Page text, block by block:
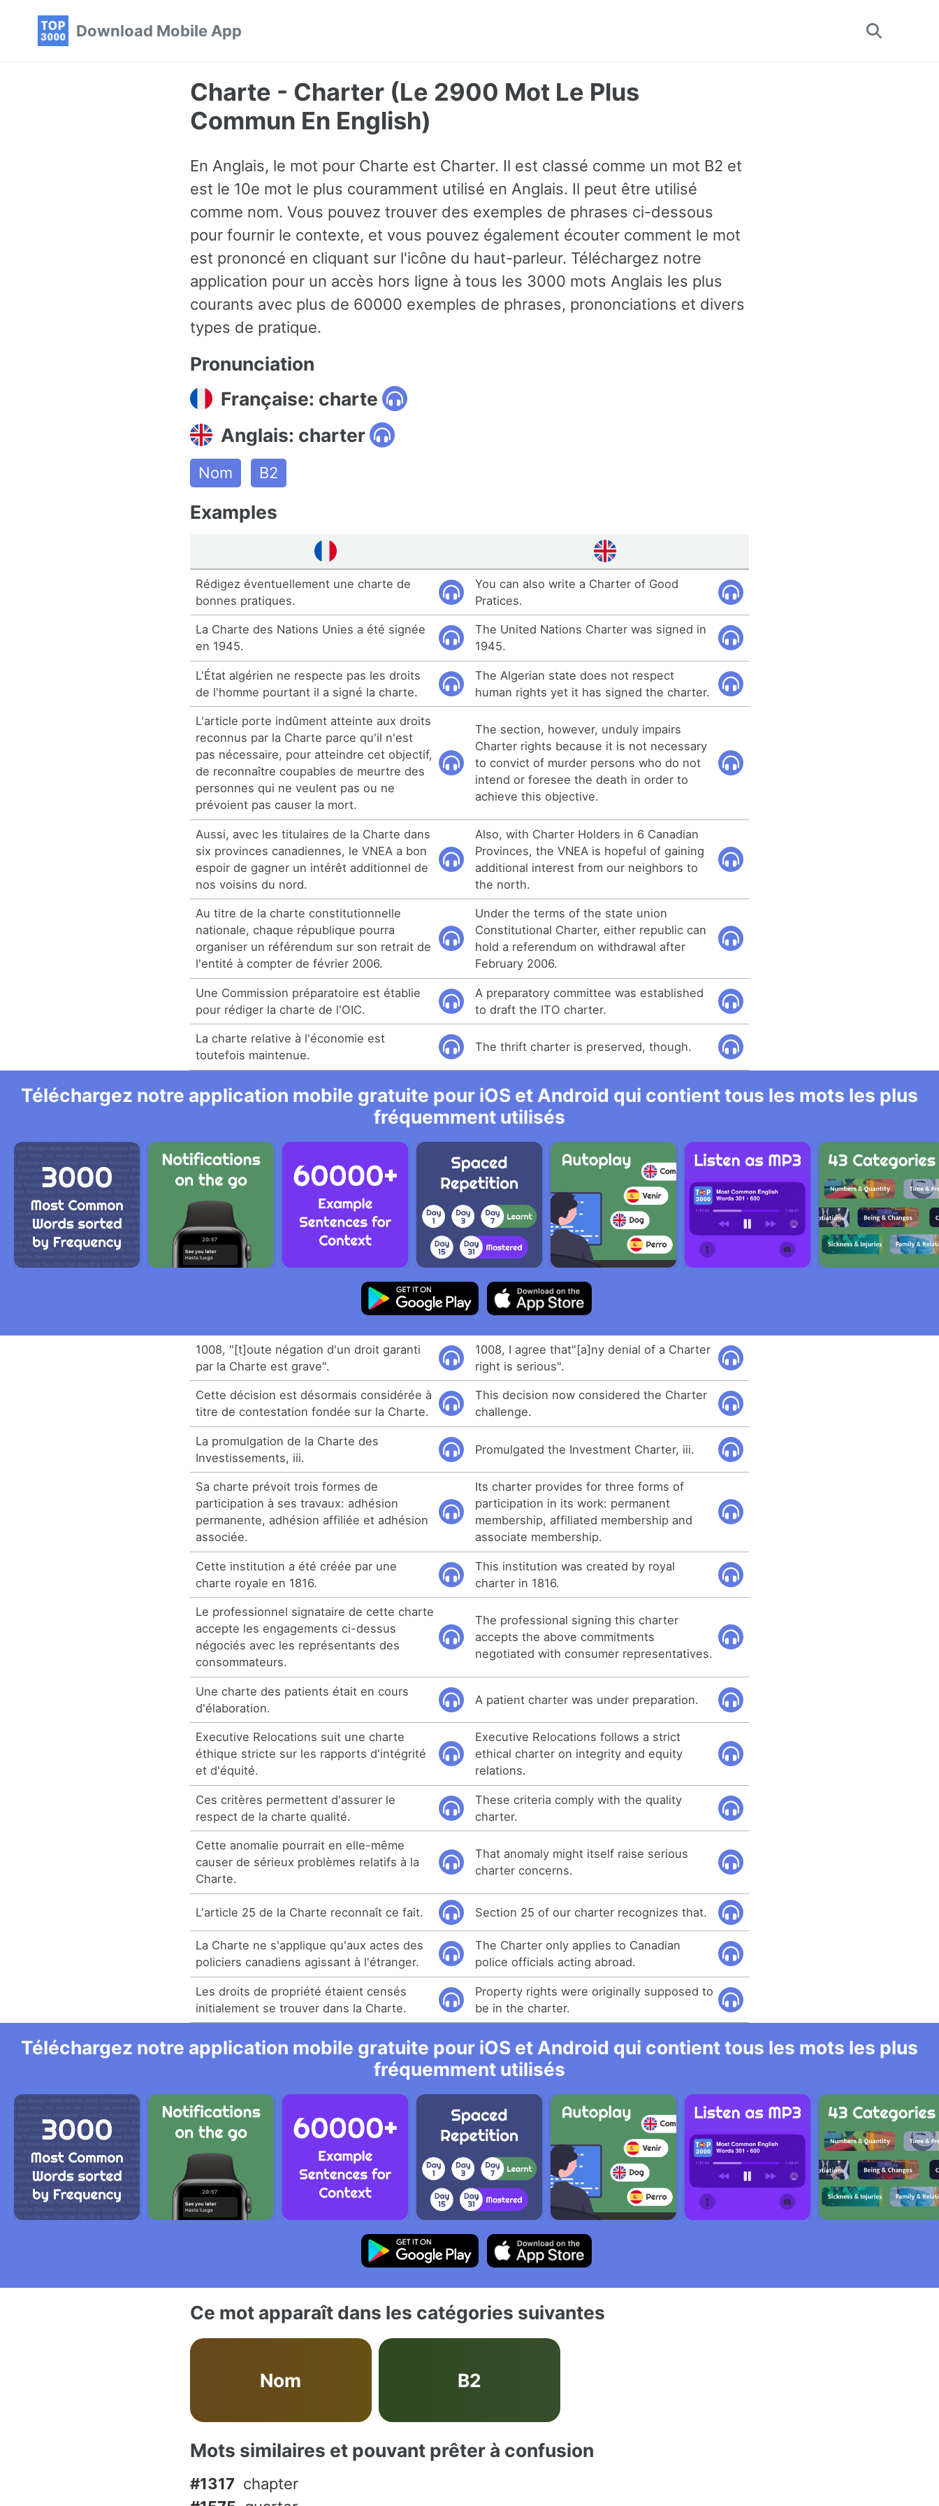
Download Mobile App
Toggle
Charte - Charter (Le 2900 Mot Le Plus
Commun En English)
En Anglais, le mot pour Charte est Charter. Il est classé comme un mot B2 et
est le 10e mot le plus couramment utilisé en Anglais. Il peut être utilisé
comme nom. Vous pouvez trouver des exemples de phrases ci-dessous
pour fournir le contexte, et vous pouvez également écouter comment le mot
est prononcé en cliquant sur l'icône du haut-parleur. Téléchargez notre
application pour un accès hors ligne à tous les 3000 mots Anglais les plus
courants avec plus de 60000 exemples de phrases, prononciations et divers
types de pratique.
Pronunciation
Française: charte
Anglais: charter
Nom B2
Examples
Rédigez éventuellement une charte de
bonnes pratiques.
You can also write a Charter of Good
Pratices.
La Charte des Nations Unies a été signée
en 1945.
The United Nations Charter was signed in
1945.
L'État algérien ne respecte pas les droits
de l'homme pourtant il a signé la charte.
The Algerian state does not respect
human rights yet it has signed the charter.
L'article porte indûment atteinte aux droits
reconnus par la Charte parce qu'il n'est
pas nécessaire, pour atteindre cet objectif,
de reconnaître coupables de meurtre des
personnes qui ne veulent pas ou ne
prévoient pas causer la mort.
The section, however, unduly impairs
Charter rights because it is not necessary
to convict of murder persons who do not
intend or foresee the death in order to
achieve this objective.
Aussi, avec les titulaires de la Charte dans
six provinces canadiennes, le VNEA a bon
espoir de gagner un intérêt additionnel de
nos voisins du nord.
Also, with Charter Holders in 6 Canadian
Provinces, the VNEA is hopeful of gaining
additional interest from our neighbors to
the north.
Au titre de la charte constitutionnelle
nationale, chaque république pourra
organiser un référendum sur son retrait de
l'entité à compter de février 2006.
Under the terms of the state union
Constitutional Charter, either republic can
hold a referendum on withdrawal after
February 2006.
Une Commission préparatoire est établie
pour rédiger la charte de l'OIC.
A preparatory committee was established
to draft the ITO charter.
La charte relative à l'économie est
toutefois maintenue.
The thrift charter is preserved, though.
Téléchargez notre application mobile gratuite pour iOS et Android qui contient tous les mots les plus
fréquemment utilisés
1008, "[t]oute négation d'un droit garanti
par la Charte est grave".
1008, I agree that"[a]ny denial of a Charter
right is serious".
Cette décision est désormais considérée à
titre de contestation fondée sur la Charte.
This decision now considered the Charter
challenge.
La promulgation de la Charte des
Investissements, iii.
Promulgated the Investment Charter, iii.
Sa charte prévoit trois formes de
participation à ses travaux: adhésion
permanente, adhésion affiliée et adhésion
associée.
Its charter provides for three forms of
participation in its work: permanent
membership, affiliated membership and
associate membership.
Cette institution a été créée par une
charte royale en 1816.
This institution was created by royal
charter in 1816.
Le professionnel signataire de cette charte
accepte les engagements ci-dessus
négociés avec les représentants des
consommateurs.
The professional signing this charter
accepts the above commitments
negotiated with consumer representatives.
Une charte des patients était en cours
d'élaboration.
A patient charter was under preparation.
Executive Relocations suit une charte
éthique stricte sur les rapports d'intégrité
et d'équité.
Executive Relocations follows a strict
ethical charter on integrity and equity
relations.
Ces critères permettent d'assurer le
respect de la charte qualité.
These criteria comply with the quality
charter.
Cette anomalie pourrait en elle-même
causer de sérieux problèmes relatifs à la
Charte.
That anomaly might itself raise serious
charter concerns.
L'article 25 de la Charte reconnaît ce fait. Section 25 of our charter recognizes that.
La Charte ne s'applique qu'aux actes des
policiers canadiens agissant à l'étranger.
The Charter only applies to Canadian
police officials acting abroad.
Les droits de propriété étaient censés
initialement se trouver dans la Charte.
Property rights were originally supposed to
be in the charter.
Téléchargez notre application mobile gratuite pour iOS et Android qui contient tous les mots les plus
fréquemment utilisés
Ce mot apparaît dans les catégories suivantes
Nom B2
Mots similaires et pouvant prêter à confusion
#1317 chapter